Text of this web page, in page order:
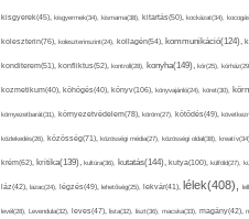
kisgyerek(45), kisgyermek(34), kismama(38), kitartás(50), kockázat(34),
koleszterin(76), koleszterinszint(24), kollagén(54), kommunikáció(124),
konditerem(51), konfliktus(52), kontroll(28), konyha(149), kór(25),
kozmetikum(40), köhögés(40), könyv(106), könyvajánló(24), köret(30),
környezetbarát(31), környezetvédelem(78), köröm(27), kötődés(49),
közlekedés(26), közösség(71), közösségi média(27), közösségi oldal(38), kreatív(34),
krém(62), kritika(139), kultúra(36), kutatás(144), kutya(100), külföld(27),
láz(42), lazac(24), légzés(49), lehetőség(25), lekvár(41), lélek(408),
levél(28), Levendula(32), leves(47), lista(32), liszt(36), macska(33), magány(42),